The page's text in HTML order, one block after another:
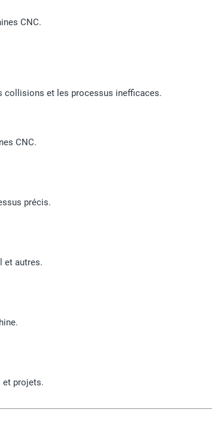
CNC.
collisions et les processus inefficaces.
CNC.
précis.
et autres.
et projets.